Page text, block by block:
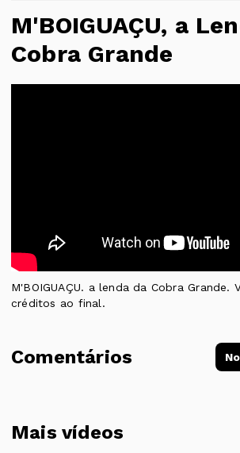
M'BOIGUAÇU, a
Cobra Grande
Mais vídeos
M'BOIGUAÇU. a lenda da Cobra Grande.
créditos ao final.
Comentários